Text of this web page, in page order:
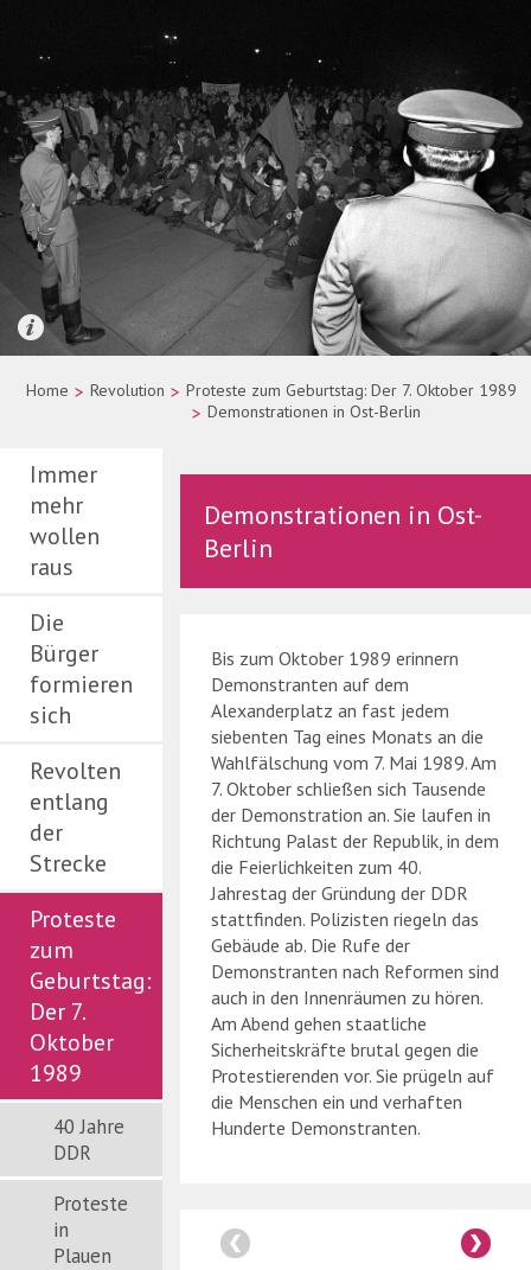
Home > Revolution > Proteste zum Geburtstag: Der 7. Oktober 1989
> Demonstrationen in Ost-Berlin
Immer
mehr
wollen
raus
Die
Bürger
formieren
sich
Revolten
entlang
der
Strecke
Proteste
zum
Geburtstag:
Der 7.
Oktober
1989
40 Jahre
DDR
Proteste
in
Plauen
Demonstrationen in Ost-
Berlin
Bis zum Oktober 1989 erinnern
Demonstranten auf dem
Alexanderplatz an fast jedem
siebenten Tag eines Monats an die
Wahlfälschung vom 7. Mai 1989. Am
7. Oktober schließen sich Tausende
der Demonstration an. Sie laufen in
Richtung Palast der Republik, in dem
die Feierlichkeiten zum 40.
Jahrestag der Gründung der DDR
stattfinden. Polizisten riegeln das
Gebäude ab. Die Rufe der
Demonstranten nach Reformen sind
auch in den Innenräumen zu hören.
Am Abend gehen staatliche
Sicherheitskräfte brutal gegen die
Protestierenden vor. Sie prügeln auf
die Menschen ein und verhaften
Hunderte Demonstranten.